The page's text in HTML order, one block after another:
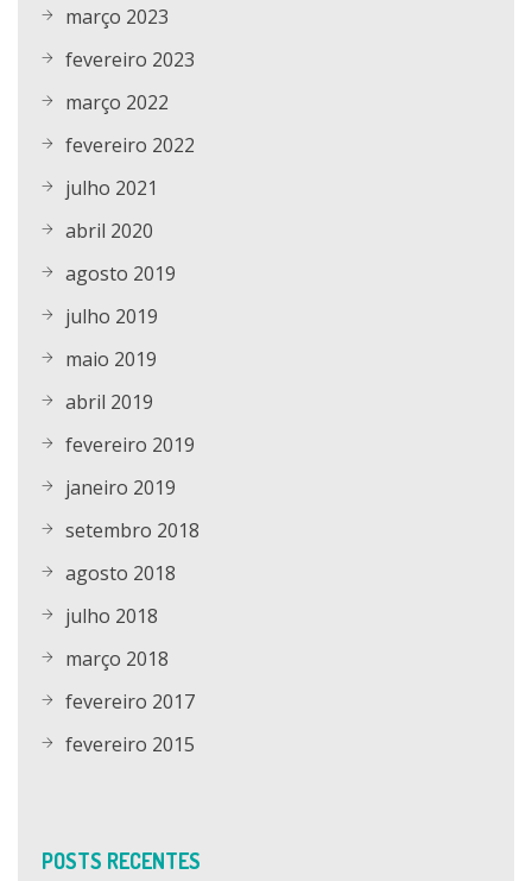
março 2023
fevereiro 2023
março 2022
fevereiro 2022
julho 2021
abril 2020
agosto 2019
julho 2019
maio 2019
abril 2019
fevereiro 2019
janeiro 2019
setembro 2018
agosto 2018
julho 2018
março 2018
fevereiro 2017
fevereiro 2015
POSTS RECENTES